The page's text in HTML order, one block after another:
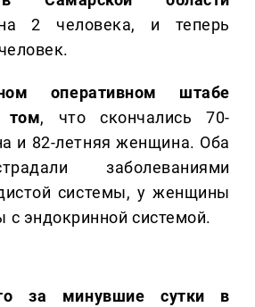
2 человека, и теперь
оперативном штабе
том, что скончались 70-
и 82-летняя женщина. Оба
заболеваниями
системы, у женщины
эндокринной системой.
за минувшие сутки в